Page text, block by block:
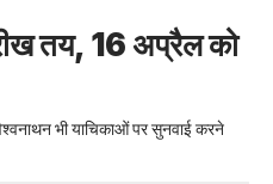
तय, 16 अप्रैल को
भी याचिकाओं पर सुनवाई करने